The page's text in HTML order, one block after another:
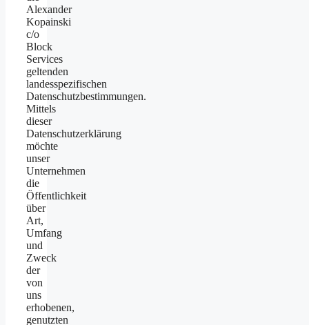
Alexander
Kopainski
c/o
Block
Services
geltenden
landesspezifischen
Datenschutzbestimmungen.
Mittels
dieser
Datenschutzerklärung
möchte
unser
Unternehmen
die
Öffentlichkeit
über
Art,
Umfang
und
Zweck
der
von
uns
erhobenen,
genutzten